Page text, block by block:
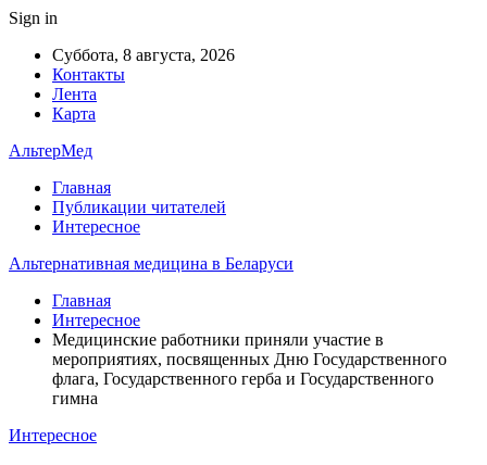
Sign in
Суббота, 8 августа, 2026
Контакты
Лента
Карта
АльтерМед
Главная
Публикации читателей
Интересное
Альтернативная медицина в Беларуси
Главная
Интересное
Медицинские работники приняли участие в
мероприятиях, посвященных Дню Государственного
флага, Государственного герба и Государственного
гимна
Интересное